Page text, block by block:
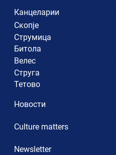
Канцеларии
Скопје
Струмица
Битола
Велес
Струга
Тетово
Новости
Culture matters
Newsletter